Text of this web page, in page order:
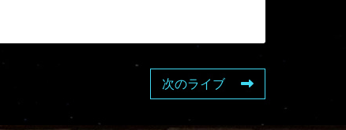
次のライブ